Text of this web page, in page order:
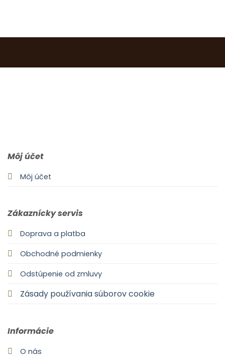
Môj účet
Môj účet
Zákaznícky servis
Doprava a platba
Obchodné podmienky
Odstúpenie od zmluvy
Zásady používania súborov cookie
Informácie
O nás